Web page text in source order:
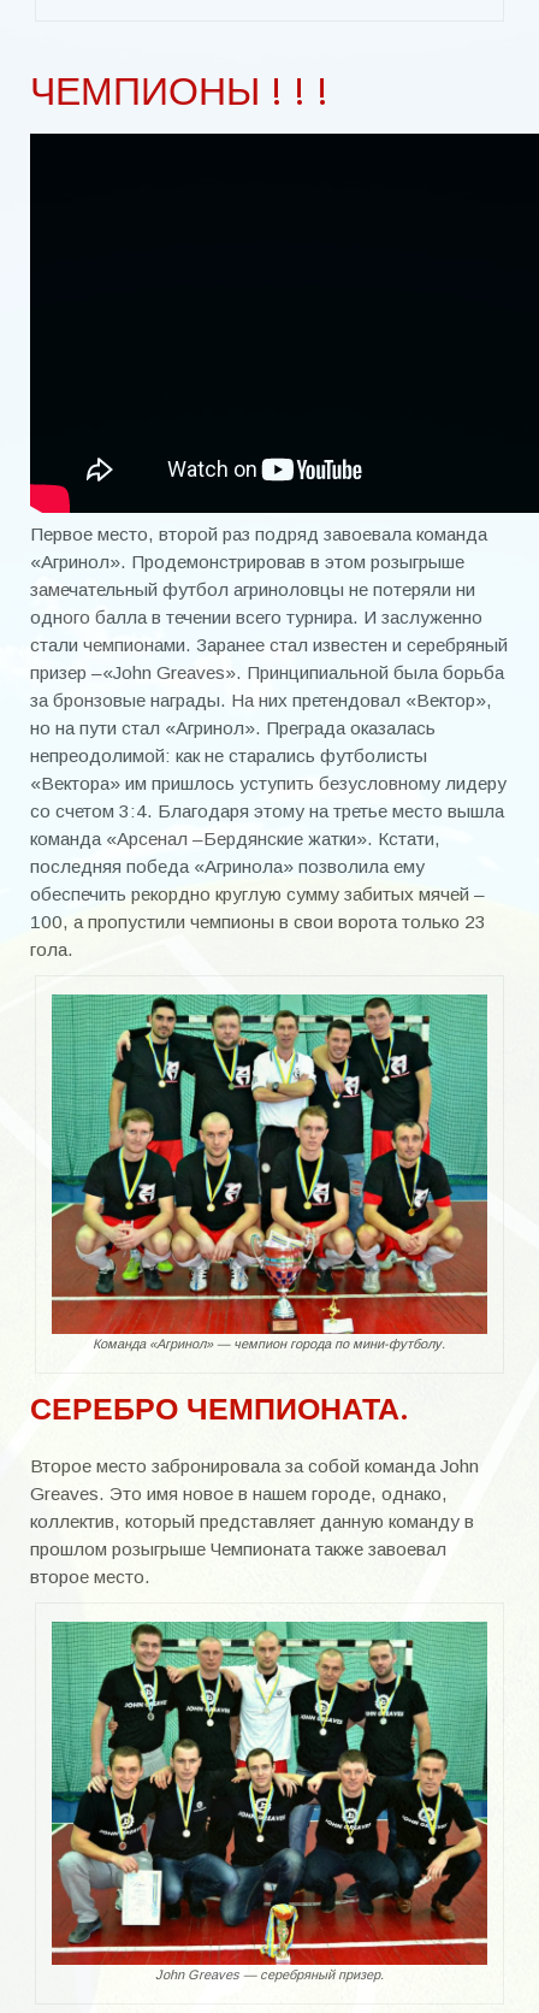
ЧЕМПИОНЫ ! ! !
Первое место, второй раз подряд завоевала команда
«Агринол». Продемонстрировав в этом розыгрыше
замечательный футбол агриноловцы не потеряли ни
одного балла в течении всего турнира. И заслуженно
стали чемпионами. Заранее стал известен и серебряный
призер –«John Greaves». Принципиальной была борьба
за бронзовые награды. На них претендовал «Вектор»,
но на пути стал «Агринол». Преграда оказалась
непреодолимой: как не старались футболисты
«Вектора» им пришлось уступить безусловному лидеру
со счетом 3:4. Благодаря этому на третье место вышла
команда «Арсенал –Бердянские жатки». Кстати,
последняя победа «Агринола» позволила ему
обеспечить рекордно круглую сумму забитых мячей –
100, а пропустили чемпионы в свои ворота только 23
гола.
Команда «Агринол» — чемпион города по мини-футболу.
СЕРЕБРО ЧЕМПИОНАТА.
Второе место забронировала за собой команда John
Greaves. Это имя новое в нашем городе, однако,
коллектив, который представляет данную команду в
прошлом розыгрыше Чемпионата также завоевал
второе место.
John Greaves — серебряный призер.